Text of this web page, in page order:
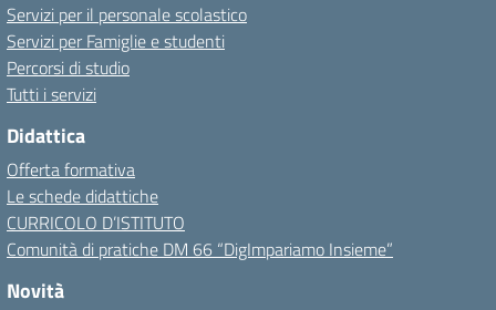
Servizi per il personale scolastico
Servizi per Famiglie e studenti
Percorsi di studio
Tutti i servizi
Didattica
Offerta formativa
Le schede didattiche
CURRICOLO D’ISTITUTO
Comunità di pratiche DM 66 “DigImpariamo Insieme”
Novità